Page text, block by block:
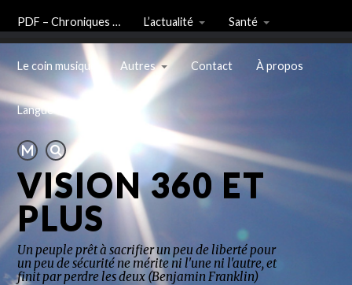
PDF – Chroniques … L’actualité Santé
Le coin musique Autres Contact À propos
Langue
VISION 360 ET
PLUS
Un peuple prêt à sacrifier un peu de liberté pour
un peu de sécurité ne mérite ni l'une ni l'autre, et
finit par perdre les deux (Benjamin Franklin)